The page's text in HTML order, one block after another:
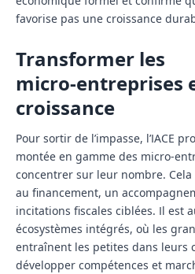
favorise pas une croissance
Transformer les
micro‑entreprises
croissance
Pour sortir de l’impasse, l’IACE
montée en gamme des micro-
concentrer sur leur nombre.
au financement, un
incitations fiscales ciblées. Il est
écosystèmes intégrés, où les
entraînent les petites dans leurs
développer compétences et